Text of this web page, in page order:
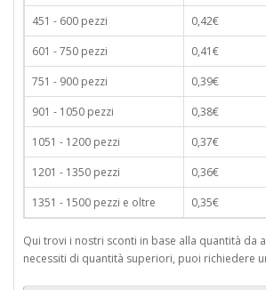
451 - 600 pezzi
0,42€
601 - 750 pezzi
0,41€
751 - 900 pezzi
0,39€
901 - 1050 pezzi
0,38€
1051 - 1200 pezzi
0,37€
1201 - 1350 pezzi
0,36€
1351 - 1500 pezzi e oltre
0,35€
Qui trovi i nostri sconti in base alla quantità da
necessiti di quantità superiori, puoi richiedere